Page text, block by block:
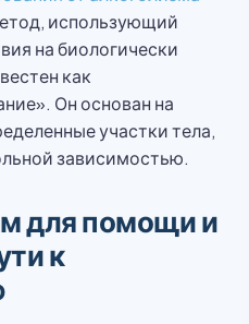
использующий
на биологически
как
Он основан на
участки тела,
зависимостью.
для помощи и
к